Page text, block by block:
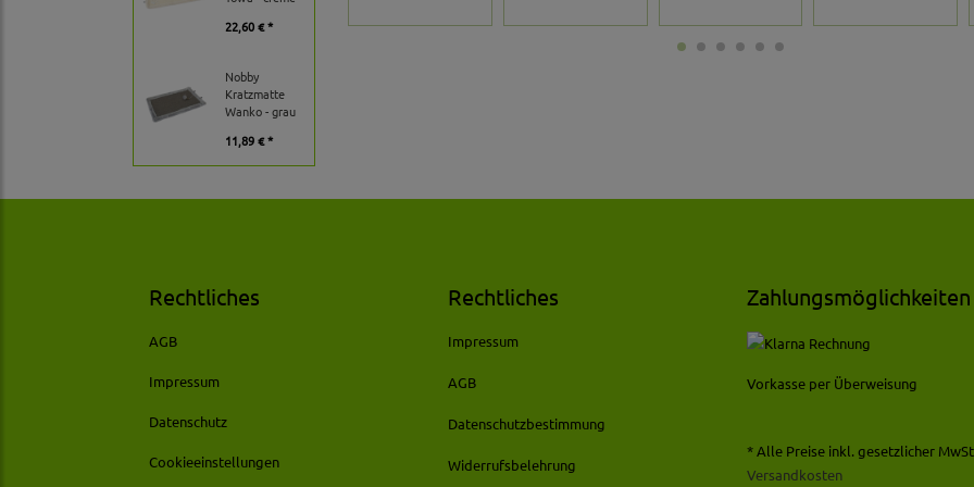
22,60 € *
Nobby
Kratzmatte
Wanko - grau
11,89 € *
Rechtliches
AGB
Impressum
Datenschutz
Cookieeinstellungen
Rechtliches
Impressum
AGB
Datenschutzbestimmung
Widerrufsbelehrung
Zahlungsmöglichkeiten
Vorkasse per Überweisung
* Alle Preise inkl. gesetzlicher
Versandkosten